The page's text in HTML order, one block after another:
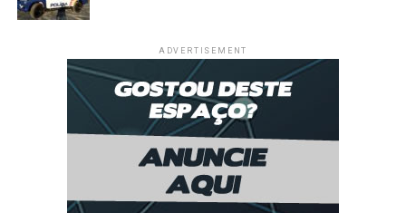
ADVERTISEMENT